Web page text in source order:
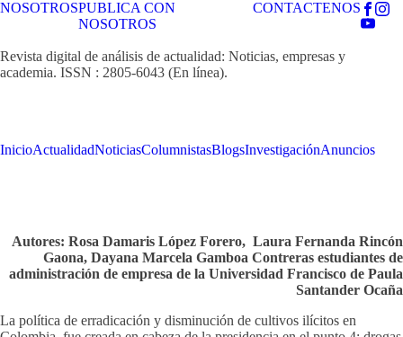
NOSOTROSPUBLICA CON
NOSOTROS
CONTACTENOS
Revista digital de análisis de actualidad: Noticias, empresas y
academia. ISSN : 2805-6043 (En línea).
InicioActualidadNoticiasColumnistasBlogsInvestigaciónAnuncios
Autores: Rosa Damaris López Forero, Laura Fernanda Rincón
Gaona, Dayana Marcela Gamboa Contreras estudiantes de
administración de empresa de la Universidad Francisco de Paula
Santander Ocaña
La política de erradicación y disminución de cultivos ilícitos en